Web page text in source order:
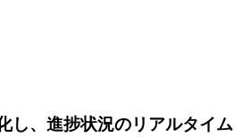
し、進捗状況のリアルタイム